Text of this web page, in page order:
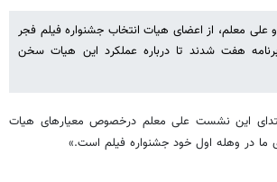
علی معلم، از اعضای هیات انتخاب جشنواره فیلم فجر
برنامه هفت شدند تا درباره عملکرد این هیات سخن
این نشست علی معلم درخصوص معیارهای هیات
ما در وهله اول خود جشنواره فیلم است.»